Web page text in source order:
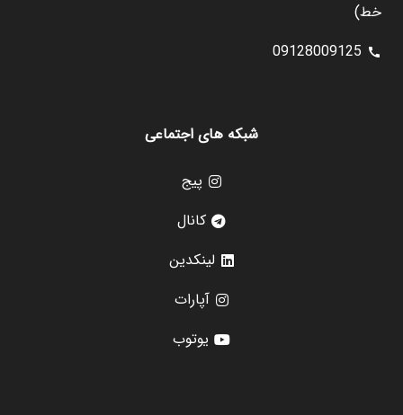
خط)
call
09128009125
شبکه های اجتماعی
پیج
کانال
لینکدین
آپارات
یوتوب